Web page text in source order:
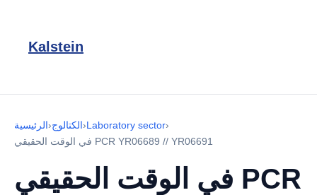
Kalstein
الرئيسية›الكتالوج›Laboratory sector›
في الوقت الحقيقي PCR YR06689 // YR06691
في الوقت الحقيقي PCR